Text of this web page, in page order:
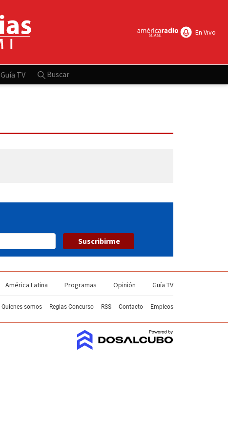
En Vivo
Guía TV Buscar
Suscribirme
América Latina Programas Opinión Guía TV
Quienes somos Reglas Concurso RSS Contacto Empleos